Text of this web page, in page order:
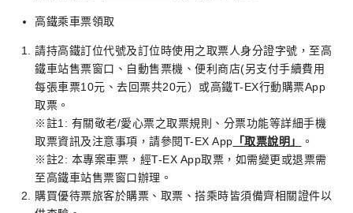
高鐵乘車票領取
請持高鐵訂位代號及訂位時使用之取票人身分證字號，至高
鐵車站售票窗口、自動售票機、便利商店(另支付手續費用
每張車票10元、去回票共20元）或高鐵T-EX行動購票App
取票。
※註1: 有關敬老/愛心票之取票規則、分票功能等詳細手機
取票資訊及注意事項，請參閱T-EX App 「取票說明」
。
※註2: 本專案車票，經T-EX App取票，如需變更或退票需
至高鐵車站售票窗口辦理。
購買優待票旅客於購票、取票、搭乘時皆須備齊相關證件以